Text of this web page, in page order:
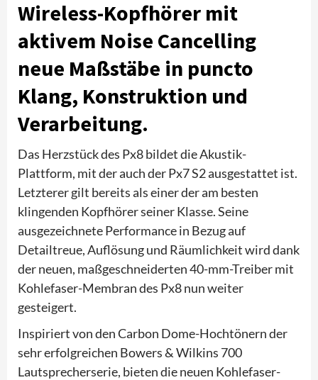
Wireless-Kopfhörer mit
aktivem Noise Cancelling
neue Maßstäbe in puncto
Klang, Konstruktion und
Verarbeitung.
Das Herzstück des Px8 bildet die Akustik-
Plattform, mit der auch der Px7 S2 ausgestattet ist.
Letzterer gilt bereits als einer der am besten
klingenden Kopfhörer seiner Klasse. Seine
ausgezeichnete Performance in Bezug auf
Detailtreue, Auflösung und Räumlichkeit wird dank
der neuen, maßgeschneiderten 40-mm-Treiber mit
Kohlefaser-Membran des Px8 nun weiter
gesteigert.
Inspiriert von den Carbon Dome-Hochtönern der
sehr erfolgreichen Bowers & Wilkins 700
Lautsprecherserie, bieten die neuen Kohlefaser-